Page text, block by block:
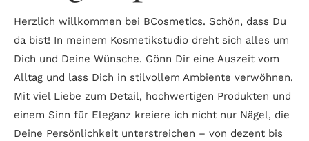
Herzlich willkommen bei BCosmetics. Schön, dass Du
da bist! In meinem Kosmetikstudio dreht sich alles um
Dich und Deine Wünsche. Gönn Dir eine Auszeit vom
Alltag und lass Dich in stilvollem Ambiente verwöhnen.
Mit viel Liebe zum Detail, hochwertigen Produkten und
einem Sinn für Eleganz kreiere ich nicht nur Nägel, die
Deine Persönlichkeit unterstreichen – von dezent bis